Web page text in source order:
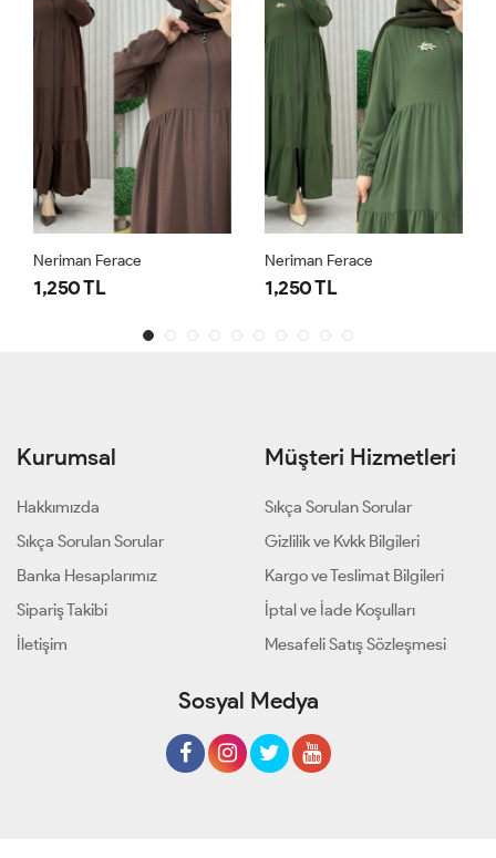
Neriman Ferace
1,250 TL
Neriman Ferace
1,250 TL
Kurumsal
Hakkımızda
Sıkça Sorulan Sorular
Banka Hesaplarımız
Sipariş Takibi
İletişim
Müşteri Hizmetleri
Sıkça Sorulan Sorular
Gizlilik ve Kvkk Bilgileri
Kargo ve Teslimat Bilgileri
İptal ve İade Koşulları
Mesafeli Satış Sözleşmesi
Sosyal Medya